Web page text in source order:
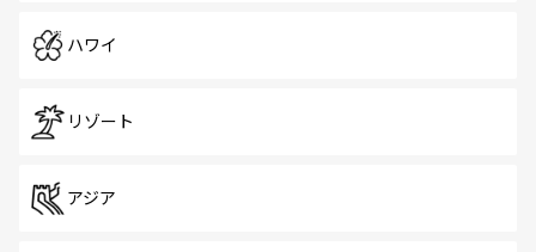
ハワイ
リゾート
アジア